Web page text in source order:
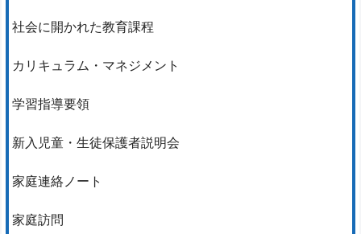
社会に開かれた教育課程
カリキュラム・マネジメント
学習指導要領
新入児童・生徒保護者説明会
家庭連絡ノート
家庭訪問